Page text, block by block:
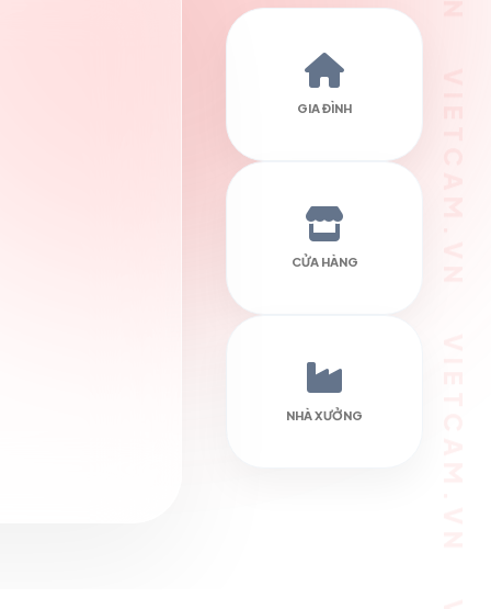
GIA ĐÌNH
CỬA HÀNG
NHÀ XƯỞNG